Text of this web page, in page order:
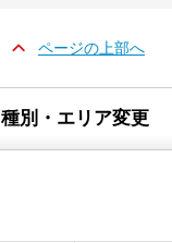
ページの上部へ
種別・エリア変更